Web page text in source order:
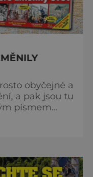
obyčejné a
a pak jsou tu
písmem
nebo děsivé
Gaius Julius